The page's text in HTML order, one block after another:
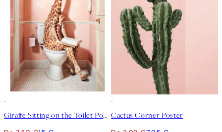
Giraffe Sitting on the Toilet Poster Cactus Corner Poster